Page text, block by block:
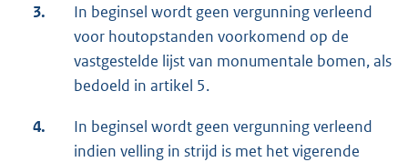
3.
In beginsel wordt geen vergunning verleend
voor houtopstanden voorkomend op de
vastgestelde lijst van monumentale bomen, als
bedoeld in artikel 5.
4.
In beginsel wordt geen vergunning verleend
indien velling in strijd is met het vigerende